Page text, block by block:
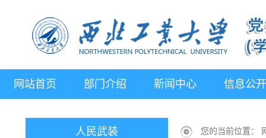
网站首页 部门介绍 新闻中心 信息公开
人民武装 您的当前位置：